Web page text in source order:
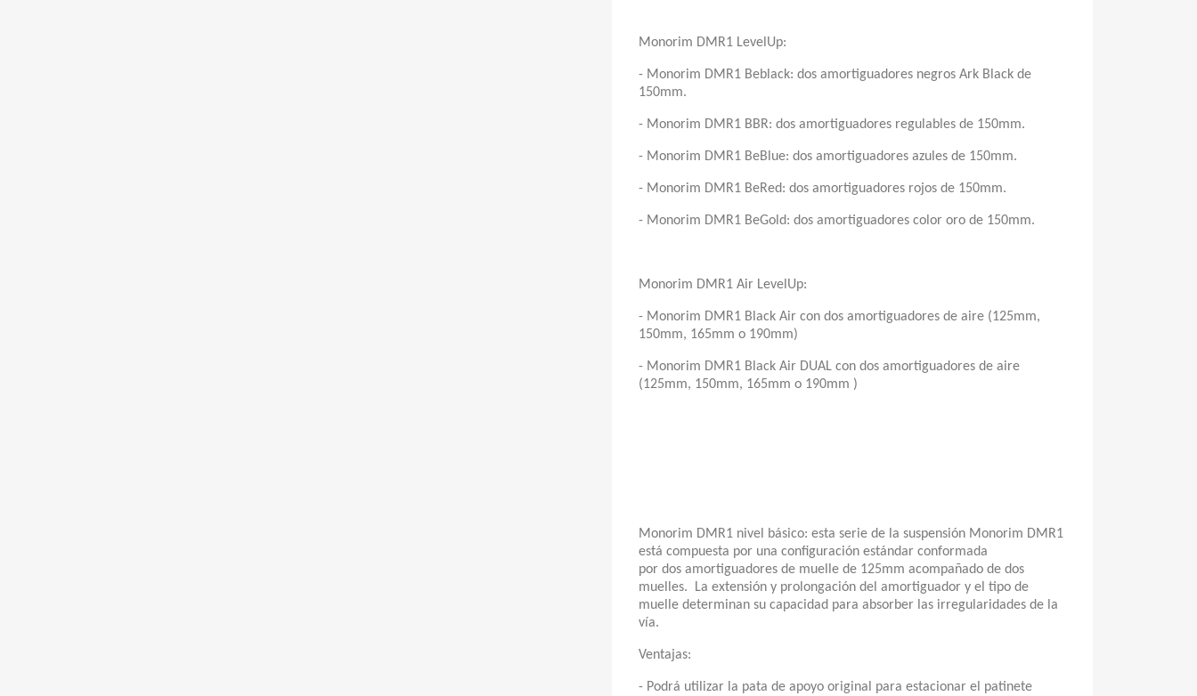
Monorim DMR1 LevelUp:
- Monorim DMR1 Beblack: dos amortiguadores negros Ark Black de
150mm.
- Monorim DMR1 BBR: dos amortiguadores regulables de 150mm.
- Monorim DMR1 BeBlue: dos amortiguadores azules de 150mm.
- Monorim DMR1 BeRed: dos amortiguadores rojos de 150mm.
- Monorim DMR1 BeGold: dos amortiguadores color oro de 150mm.
Monorim DMR1 Air LevelUp:
- Monorim DMR1 Black Air con dos amortiguadores de aire (125mm,
150mm, 165mm o 190mm)
- Monorim DMR1 Black Air DUAL con dos amortiguadores de aire
(125mm, 150mm, 165mm o 190mm )
Monorim DMR1 nivel básico: esta serie de la suspensión Monorim DMR1
está compuesta por una configuración estándar conformada
por dos amortiguadores de muelle de 125mm acompañado de dos
muelles. La extensión y prolongación del amortiguador y el tipo de
muelle determinan su capacidad para absorber las irregularidades de la
vía.
Ventajas:
- Podrá utilizar la pata de apoyo original para estacionar el patinete